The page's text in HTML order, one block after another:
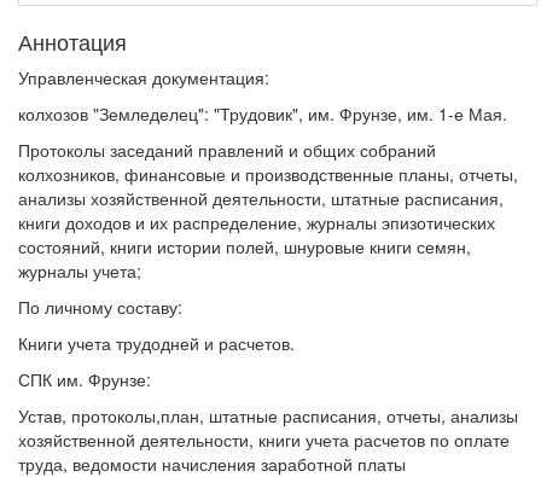
Аннотация
Управленческая документация:
колхозов "Земледелец": "Трудовик", им. Фрунзе, им. 1-е Мая.
Протоколы заседаний правлений и общих собраний
колхозников, финансовые и производственные планы, отчеты,
анализы хозяйственной деятельности, штатные расписания,
книги доходов и их распределение, журналы эпизотических
состояний, книги истории полей, шнуровые книги семян,
журналы учета;
По личному составу:
Книги учета трудодней и расчетов.
СПК им. Фрунзе:
Устав, протоколы,план, штатные расписания, отчеты, анализы
хозяйственной деятельности, книги учета расчетов по оплате
труда, ведомости начисления заработной платы